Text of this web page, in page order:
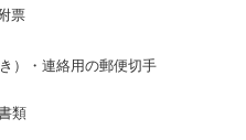
票
）・連絡用の郵便切手
類